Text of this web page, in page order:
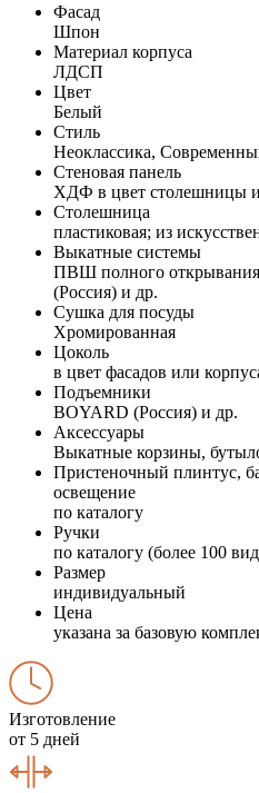
Фасад
Шпон
Материал корпуса
ЛДСП
Цвет
Белый
Стиль
Неоклассика,
Стеновая панель
ХДФ в цвет столешницы
Столешница
пластиковая; из
Выкатные системы
ПВШ полного
(Россия) и др.
Сушка для посуды
Хромированная
Цоколь
в цвет фасадов или
Подъемники
BOYARD (Россия) и др.
Аксессуары
Выкатные корзины,
Пристеночный плинтус,
освещение
по каталогу
Ручки
по каталогу (более 100
Размер
индивидуальный
Цена
указана за базовую
Изготовление
от 5 дней